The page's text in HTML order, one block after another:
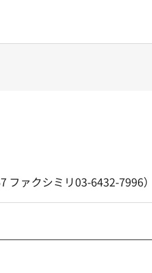
ファクシミリ03-6432-7996